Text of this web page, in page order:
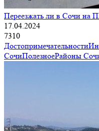
Переезжать ли в Сочи на
17.04.2024
7310
Достопримечательности
СочиПолезноеРайоны